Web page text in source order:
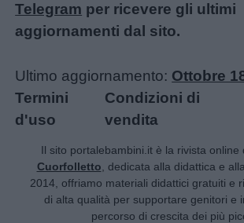
Telegram per ricevere gli ultimi
aggiornamenti dal sito.
Ultimo aggiornamento: Ottobre
Termini
d'uso
Condizioni di
vendita
Il sito portalebambini.it è la rivista online
Cuorfolletto, dedicata alla didattica e
2014, offriamo materiali didattici gratuiti e
di alta qualità per supportare genitori e
percorso di crescita dei più